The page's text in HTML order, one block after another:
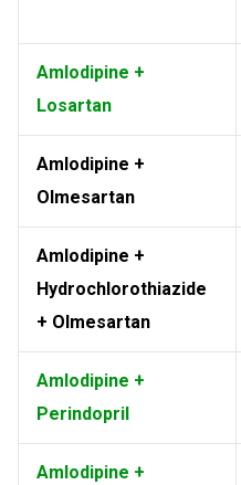
Amlodipine +
Losartan
Amlodipine +
Olmesartan
Amlodipine +
Hydrochlorothiazide
+ Olmesartan
Amlodipine +
Perindopril
Amlodipine +